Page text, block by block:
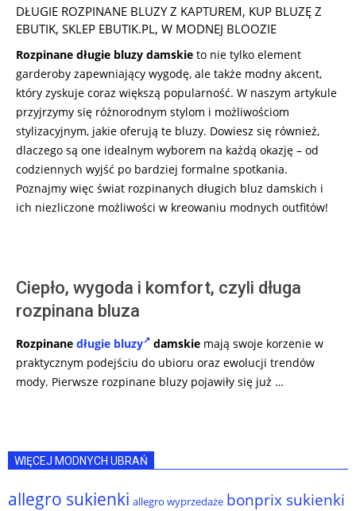
15
DŁUGIE ROZPINANE BLUZY Z KAPTUREM, KUP BLUZĘ Z
EBUTIK, SKLEP EBUTIK.PL, W MODNEJ BLOOZIE
Rozpinane długie bluzy damskie to nie tylko element
garderoby zapewniający wygodę, ale także modny akcent,
który zyskuje coraz większą popularność. W naszym artykule
przyjrzymy się różnorodnym stylom i możliwościom
stylizacyjnym, jakie oferują te bluzy. Dowiesz się również,
dlaczego są one idealnym wyborem na każdą okazję – od
codziennych wyjść po bardziej formalne spotkania.
Poznajmy więc świat rozpinanych długich bluz damskich i
ich niezliczone możliwości w kreowaniu modnych outfitów!
Ciepło, wygoda i komfort, czyli długa
rozpinana bluza
Rozpinane długie bluzy damskie mają swoje korzenie w
praktycznym podejściu do ubioru oraz ewolucji trendów
mody. Pierwsze rozpinane bluzy pojawiły się już …
WIĘCEJ MODNYCH UBRAŃ
allegro sukienki allegro wyprzedaże bonprix sukienki